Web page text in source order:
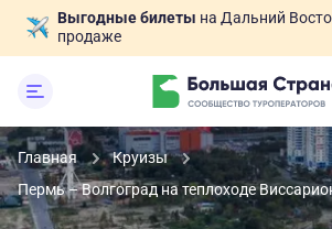
Выгодные билеты на Дальний
продаже
Главная
Круизы
Пермь – Волгоград на теплоходе